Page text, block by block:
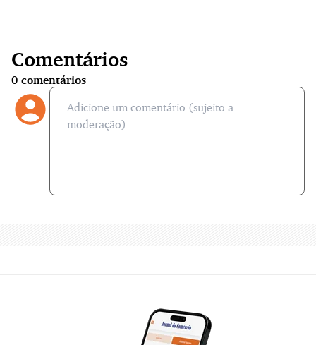
Comentários
0 comentários